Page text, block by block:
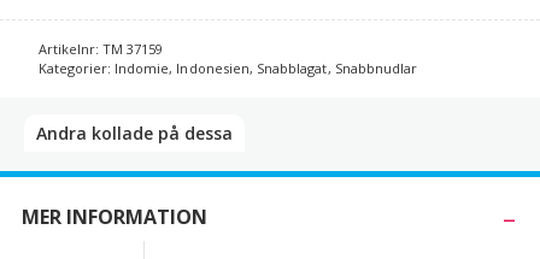
Artikelnr: TM 37159
Kategorier: Indomie, Indonesien, Snabblagat, Snabbnudlar
Andra kollade på dessa​
MER INFORMATION